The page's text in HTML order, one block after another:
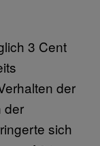
3 Cent
der
der
sich